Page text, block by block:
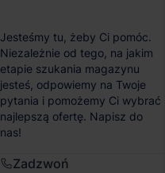
Dobroszyce,
Jesteśmy tu, żeby Ci pomóc.
Niezależnie od tego, na jakim
etapie szukania magazynu
jesteś, odpowiemy na Twoje
pytania i pomożemy Ci wybrać
najlepszą ofertę. Napisz do
nas!
Zadzwoń